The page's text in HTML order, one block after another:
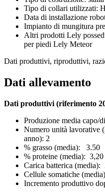
Tipo di collari utilizzati:
Data di installazione
Impianto di mungitura
Altri prodotti Lely
per piedi Lely Meteor
Dati produttivi, riproduttivi,
Dati allevamento
Dati produttivi (riferimento
Produzione media capo/
Numero unità lavorative
anno): 2
% grasso (media): 3.50
% proteine (media): 3,20
Carica batterica (media):
Cellule somatiche
Incremento produttivo